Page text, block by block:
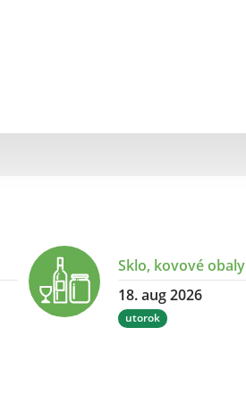
Sklo, kovové obaly
18. aug 2026
utorok